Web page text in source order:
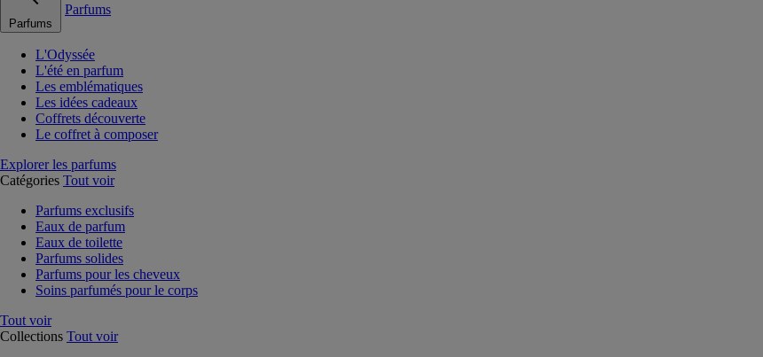
Parfums
Parfums
L'Odyssée
L'été en parfum
Les emblématiques
Les idées cadeaux
Coffrets découverte
Le coffret à composer
Explorer les parfums
Catégories Tout voir
Parfums exclusifs
Eaux de parfum
Eaux de toilette
Parfums solides
Parfums pour les cheveux
Soins parfumés pour le corps
Tout voir
Collections Tout voir